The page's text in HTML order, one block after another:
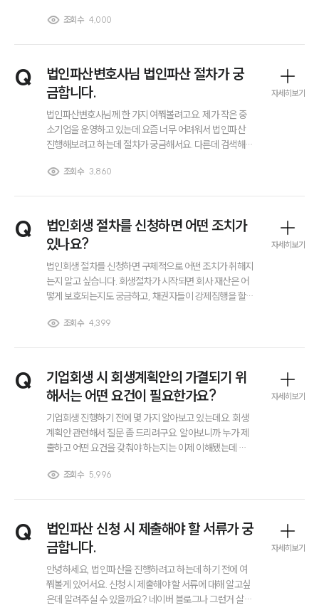
사례분석/최신동향
이혼소송·상담후기
이혼 양육비계산기
상간자위자료계산기
구성원 소개
언론보도
공지사항
법률 블로그
법률서식
뉴스레터/브로슈어
대륜법률상담예약
시면 감사하겠습니다.
조회수 4,000
Q
법인파산변호사님 법인파산 절차가 궁
금합니다.
법인파산변호사님께 한 가지 여쭤볼려고요. 제가 작은 중
소기업을 운영하고 있는데 요즘 너무 어려워서 법인파산
진행해보려고 하는데 절차가 궁금해서요. 다른데 검색해봐
하게 어떤 흐름으로 가는지 알고싶어요. 알려주시면 감사
조회수 3,860
자세히보기
Q
법인회생 절차를 신청하면 어떤 조치가
있나요?
법인회생 절차를 신청하면 구체적으로 어떤 조치가 취해지
는지 알고 싶습니다. 회생절차가 시작되면 회사 재산은 어
떻게 보호되는지도 궁금하고, 채권자들이 강제집행을 할
소할 수도 있는지도 확인하고 싶습니다.
조회수 4,399
자세히보기
Q
기업회생 시 회생계획안의 가결되기 위
해서는 어떤 요건이 필요한가요?
기업회생 진행하기 전에 몇 가지 알아보고 있는데요. 회생
계획안 관련해서 질문 좀 드리려구요. 알아보니까 누가 제
출하고 어떤 요건을 갖춰야 하는지는 이제 이해됐는데 가
히 나와있는 곳이 없어서 질문드립니다.
조회수 5,996
자세히보기
Q
법인파산 신청 시 제출해야 할 서류가 궁
금합니다.
안녕하세요, 법인파산을 진행하려고 하는데 하기 전에 여
쭤볼게 있어서요. 신청 시 제출해야 할 서류에 대해 알고싶
은데 알려주실 수 있을까요? 네이버 블로그나 그런거 살펴
자세히보기